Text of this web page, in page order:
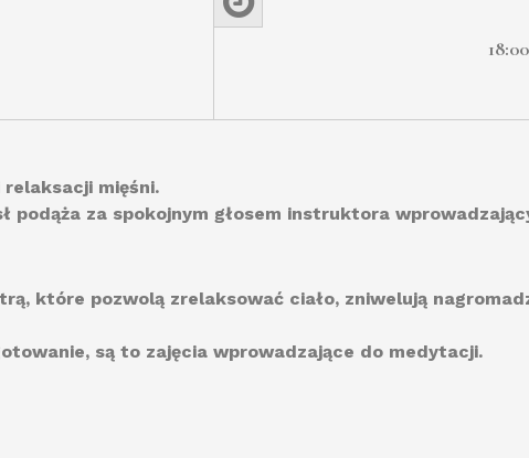
mięśni.
podąża za spokojnym głosem instruktora
które pozwolą zrelaksować ciało, zniwelują
są to zajęcia wprowadzające do medytacji.